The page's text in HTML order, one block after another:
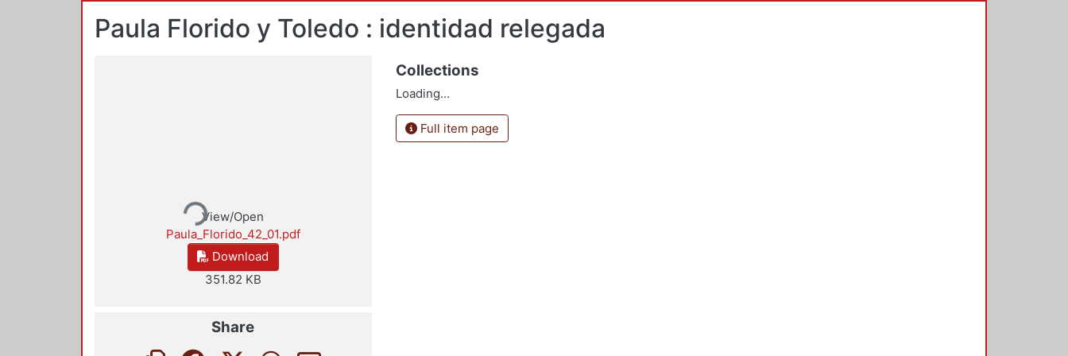
Paula Florido y Toledo : identidad relegada
Loading...View/Open
Paula_Florido_42_01.pdf
Download
351.82 KB
Share
Collections
Loading...
Full item page